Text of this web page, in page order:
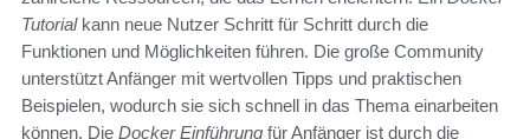
Tutorialkann neue Nutzer Schritt für Schritt durch die
Funktionen und Möglichkeiten führen. Die große Community
unterstützt Anfänger mit wertvollen Tipps und praktischen
Beispielen, wodurch sie sich schnell in das Thema einarbeiten
können. Die Docker Einführung für Anfänger ist durch die